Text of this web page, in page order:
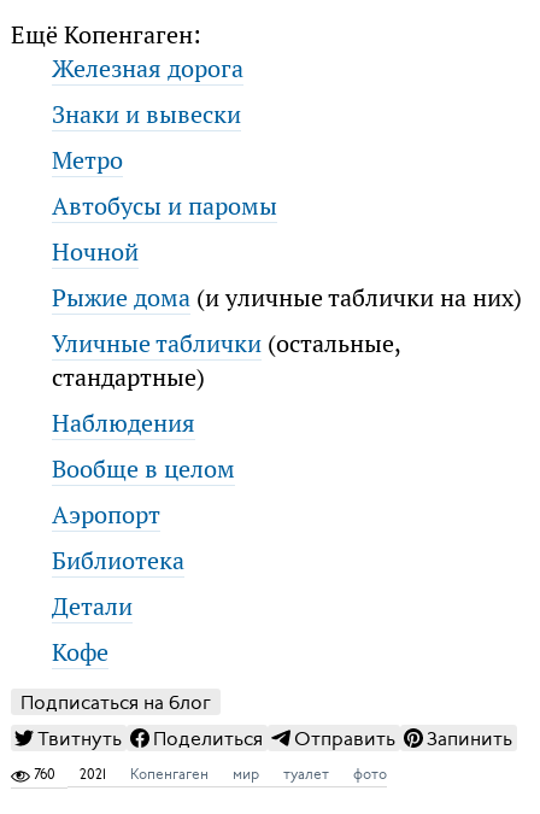
Ещё Копенгаген:
Железная дорога
Знаки и вывески
Метро
Автобусы и паромы
Ночной
Рыжие дома (и уличные таблички на них)
Уличные таблички (остальные,
стандартные)
Наблюдения
Вообще в целом
Аэропорт
Библиотека
Детали
Кофе
Подписаться на блог
Твитнуть
Поделиться Отправить Запинить
760 2021 Копенгаген мир туалет фото